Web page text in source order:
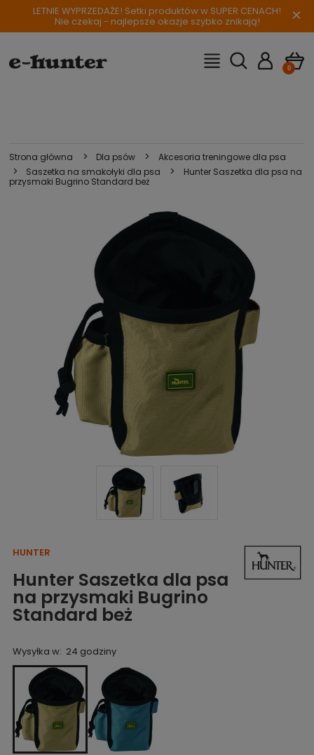
LETNIE WYPRZEDAŻE! Setki produktów w SUPER CENACH!
Nie czekaj - najlepsze okazje szybko znikają! ×
Strona główna > Dla psów > Akcesoria treningowe dla psa
> Saszetka na smakołyki dla psa >
Hunter Saszetka dla psa na
przysmaki Bugrino Standard beż
HUNTER
Hunter Saszetka dla psa
na przysmaki Bugrino
Standard beż
Wysyłka w: 24 godziny